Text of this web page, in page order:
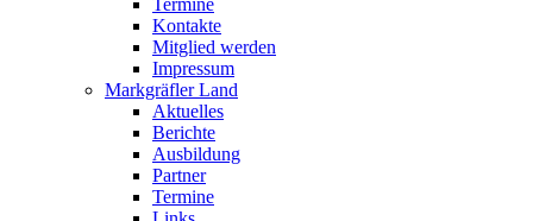
Termine
Kontakte
Mitglied werden
Impressum
Markgräfler Land
Aktuelles
Berichte
Ausbildung
Partner
Termine